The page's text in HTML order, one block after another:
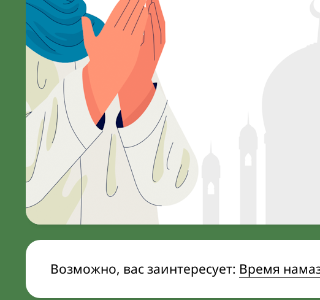
Возможно, вас заинтересует: Время